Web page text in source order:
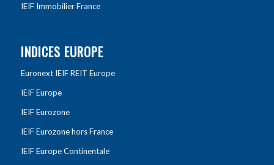
IEIF Immobilier France
INDICES EUROPE
Euronext IEIF REIT Europe
IEIF Europe
IEIF Eurozone
IEIF Eurozone hors France
IEIF Europe Continentale